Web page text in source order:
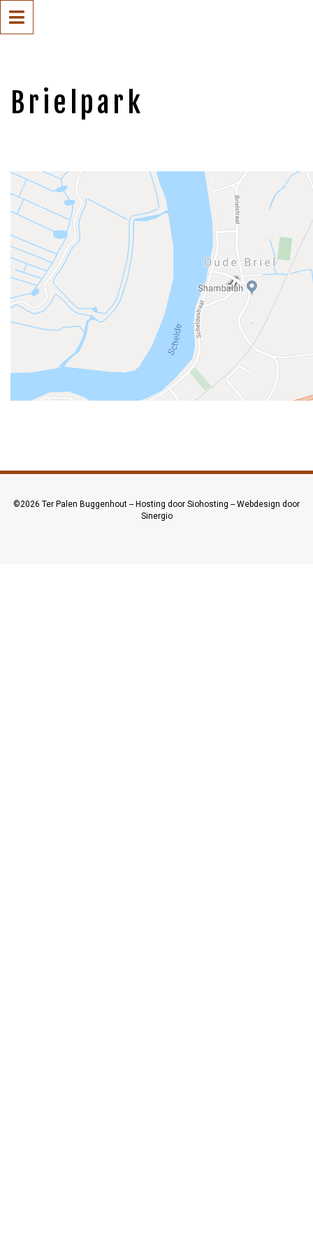
Brielpark
©2026 Ter Palen Buggenhout -- Hosting door Siohosting -- Webdesign door
Sinergio